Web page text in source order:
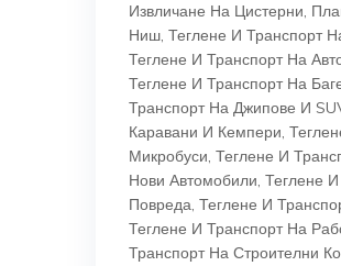
Извличане На Цистерни,
Ниш, Теглене И Транспорт
Теглене И Транспорт На
Теглене И Транспорт На
Транспорт На Джипове И
Каравани И Кемпери,
Микробуси, Теглене И
Нови Автомобили, Теглене
Повреда, Теглене И
Теглене И Транспорт На
Транспорт На Строителни